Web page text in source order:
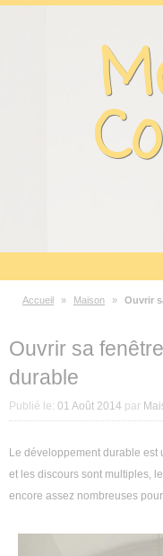
Panneau de gestion des cookies
Maison
Energie
Economies d’énergie
Décoration intérieure
Accueil » Maison » Ouvrir
Ouvrir sa
durable
Publié le: 01 Août 2014 par
Le développement durable
et les discours sont multiples,
encore assez nombreuses